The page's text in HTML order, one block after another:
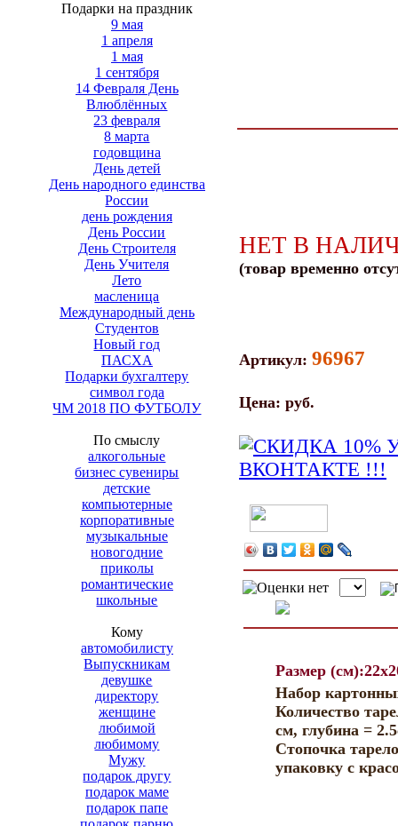
Подарки на праздник
9 мая
1 апреля
1 мая
1 сентября
14 Февраля День
Влюблённых
23 февраля
8 марта
годовщина
День детей
День народного единства
России
день рождения
День России
День Строителя
День Учителя
Лето
масленица
Международный день
Студентов
Новый год
ПАСХА
Подарки бухгалтеру
символ года
ЧМ 2018 ПО ФУТБОЛУ
По смыслу
алкогольные
бизнес сувениры
детские
компьютерные
корпоративные
музыкальные
новогодние
приколы
романтические
школьные
Кому
автомобилисту
Выпускникам
девушке
директору
женщине
любимой
любимому
Мужу
подарок другу
подарок маме
подарок папе
НЕТ В
(товар временно
Артикул: 96967
Цена: руб.
Размер
Набор
Количество
см, глубина =
Стопочка
упаковку с